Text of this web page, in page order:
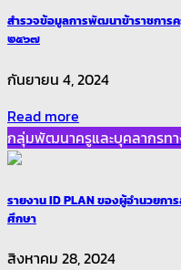
สำรวจข้อมูลการพัฒนาข้าราชการ
๒๕๖๗
กันยายน 4, 2024
Read more
กลุ่มพัฒนาครูและบุคลากรทา
รายงาน ID PLAN ของผู้อำนวยก
ศึกษา
สิงหาคม 28, 2024